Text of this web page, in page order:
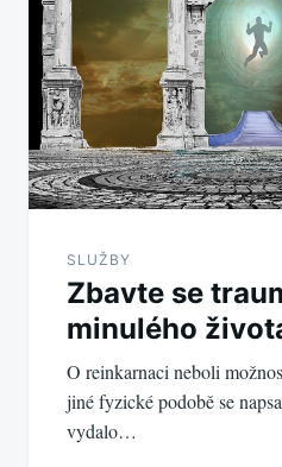
SLUŽBY
Zbavte se
minulého
O reinkarnaci neboli
jiné fyzické podobě se
vydalo…